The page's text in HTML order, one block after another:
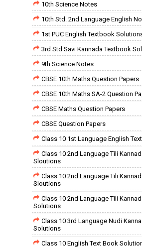
10th Science Notes
10th Std. 2nd Language English
1st PUC English Textbook
3rd Std Savi Kannada Textbook
9th Science Notes
CBSE 10th Maths Question Papers
CBSE 10th Maths SA-2 Question
CBSE Maths Question Papers
CBSE Question Papers
Class 10 1st Language English
Class 10 2nd Language Tili
Sloutions
Class 10 2nd Language Tili
Sloutions
Class 10 2nd Language Tili
Solutions
Class 10 3rd Language Nudi
Solutions
Class 10 English Text Book